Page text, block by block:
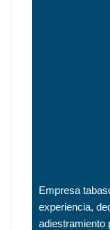
Empresa
experiencia,
adiestramiento